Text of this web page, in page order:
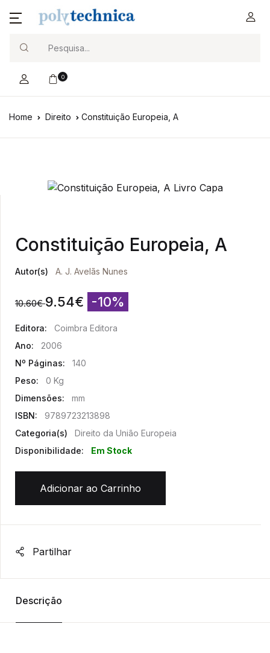
0
Home Direito Constituição Europeia, A
Constituição Europeia, A
Autor(s) A. J. Avelãs Nunes
10.60€ 9.54€ -10%
Editora:
Coimbra Editora
Ano:
2006
Nº Páginas:
140
Peso:
0 Kg
Dimensões:
mm
ISBN:
9789723213898
Categoria(s)
Direito da União Europeia
Disponibilidade:
Em Stock
Adicionar ao Carrinho
Partilhar
Descrição